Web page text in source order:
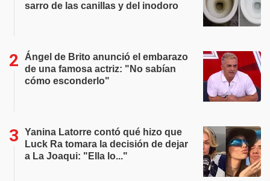
sarro de las canillas y del inodoro
Ángel de Brito anunció el embarazo
de una famosa actriz: "No sabían
cómo esconderlo"
Yanina Latorre contó qué hizo que
Luck Ra tomara la decisión de dejar
a La Joaqui: "Ella lo..."